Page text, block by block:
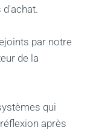
d'achat.
par notre
de la
qui
après